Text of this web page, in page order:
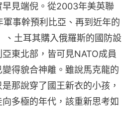
見端倪。從2003年美英聯
軍事幹預利比亞、再到近年的
、土耳其購入俄羅斯的國防設
東北部，皆可見NATO成員
得貌合神離。雖說馬克龍的
那說穿了國王新衣的小孩，
多極的年代，該重新思考如